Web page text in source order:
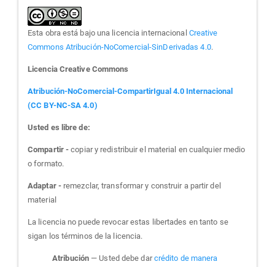
Esta obra está bajo una licencia internacional Creative
Commons Atribución-NoComercial-SinDerivadas 4.0.
Licencia Creative Commons
Atribución-NoComercial-CompartirIgual 4.0 Internacional
(CC BY-NC-SA 4.0)
Usted es libre de:
Compartir -copiar y redistribuir el material en cualquier medio
o formato.
Adaptar -remezclar, transformar y construir a partir del
material
La licencia no puede revocar estas libertades en tanto se
sigan los términos de la licencia.
Atribución — Usted debe darcrédito de manera